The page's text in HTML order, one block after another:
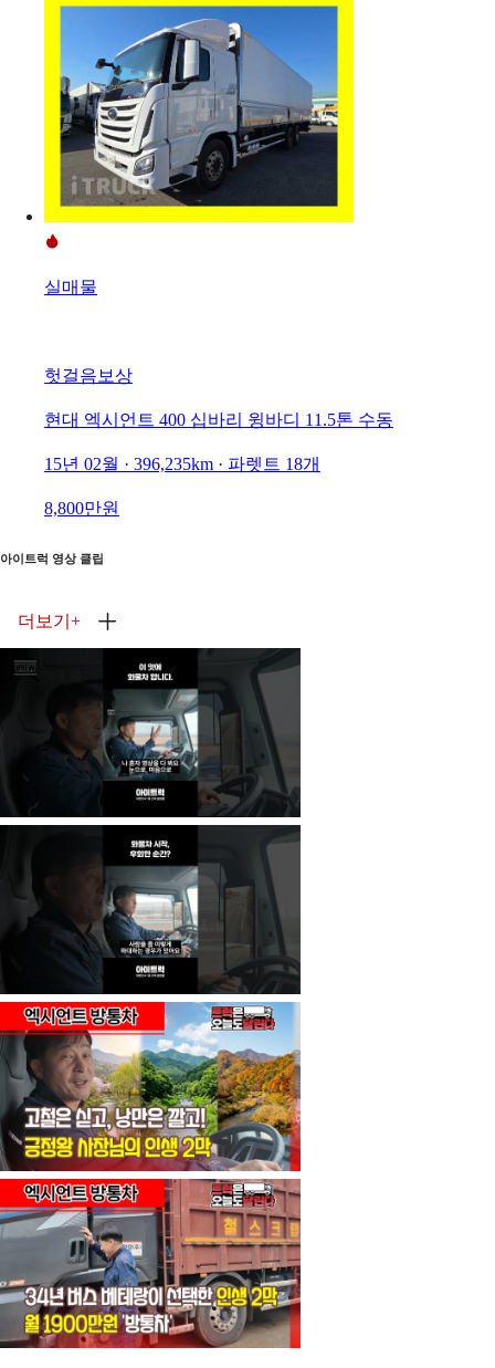
실매물
헛걸음보상
현대 엑시언트 400 십바리 윙바디 11.5톤 수동
15년 02월 · 396,235km · 파렛트 18개
8,800만원
아이트럭 영상 클립
더보기 +